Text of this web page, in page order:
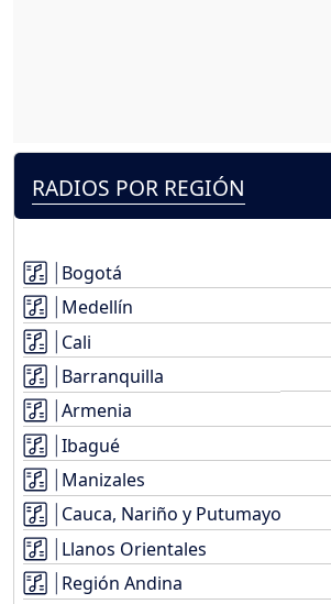
RADIOS POR REGIÓN
Bogotá
Medellín
Cali
Barranquilla
Armenia
Ibagué
Manizales
Cauca, Nariño y Putumayo
Llanos Orientales
Región Andina